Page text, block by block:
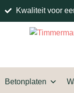
Kwaliteit voor
Betonplaten